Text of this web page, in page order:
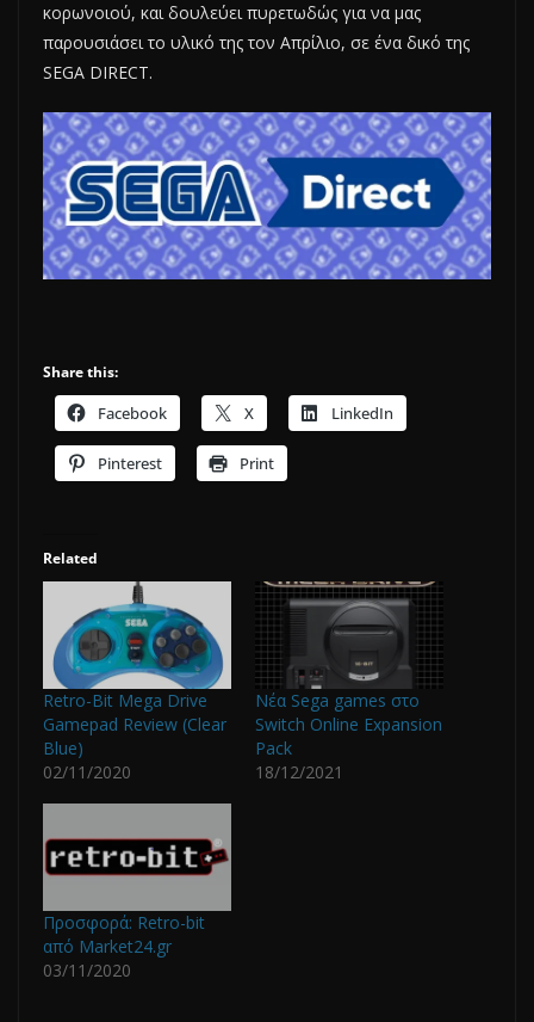
κορωνοιού, και δουλεύει πυρετωδώς για να μας
παρουσιάσει το υλικό της τον Απρίλιο, σε ένα δικό της
SEGA DIRECT.
Share this:
Facebook X LinkedIn
Pinterest Print
Related
Retro-Bit Mega Drive
Gamepad Review (Clear
Blue)
02/11/2020
Νέα Sega games στο
Switch Online Expansion
Pack
18/12/2021
Προσφορά: Retro-bit
από Market24.gr
03/11/2020